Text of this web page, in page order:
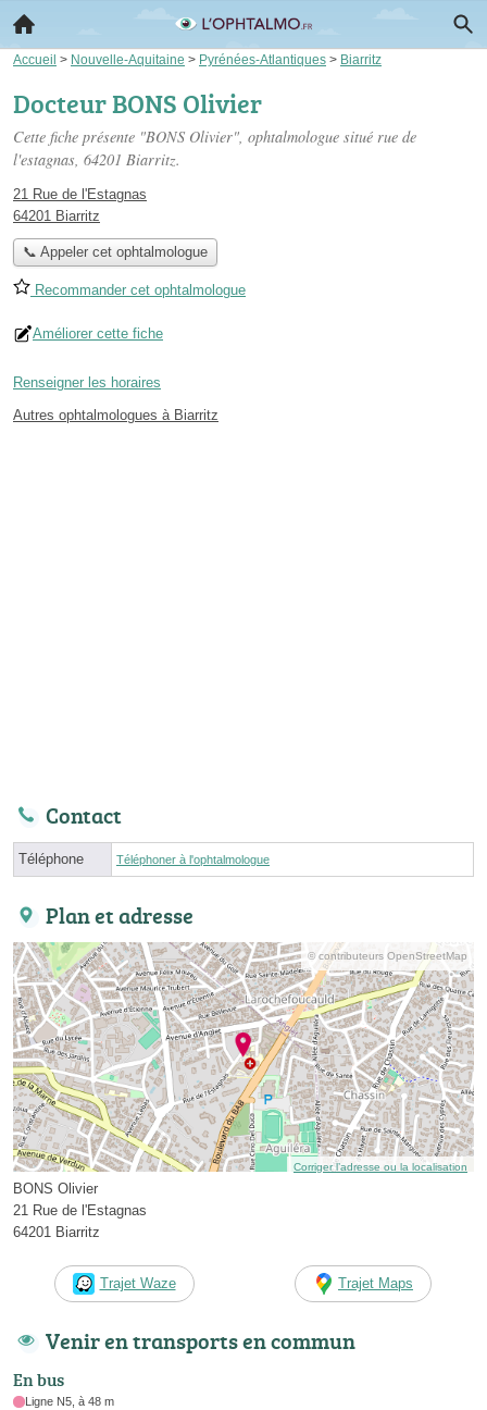
Accueil > Nouvelle-Aquitaine > Pyrénées-Atlantiques > Biarritz
Docteur BONS Olivier
Cette fiche présente "BONS Olivier", ophtalmologue situé rue de
l'estagnas, 64201 Biarritz.
21 Rue de l'Estagnas
64201 Biarritz
📞 Appeler cet ophtalmologue
Recommander cet ophtalmologue
Améliorer cette fiche
Renseigner les horaires
Autres ophtalmologues à Biarritz
Contact
Téléphone Téléphoner à l'ophtalmologue
Plan et adresse
© contributeurs OpenStreetMap
Corriger l’adresse ou la localisation
BONS Olivier
21 Rue de l'Estagnas
64201 Biarritz
Trajet Waze Trajet Maps
Venir en transports en commun
En bus
Ligne N5, à 48 m